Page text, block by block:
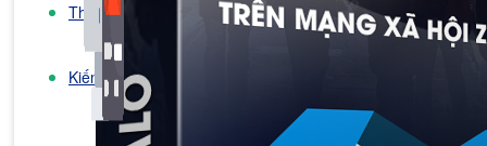
Thanh Toán
Kiến Thức Marketing